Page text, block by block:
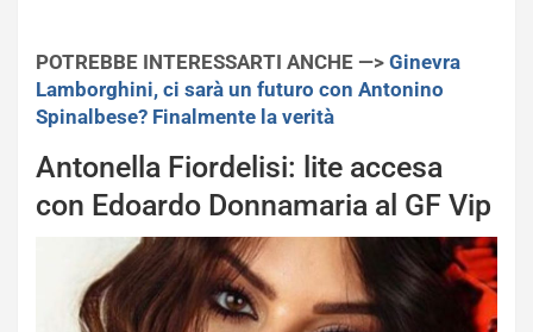
POTREBBE INTERESSARTI ANCHE —> Ginevra
Lamborghini, ci sarà un futuro con Antonino
Spinalbese? Finalmente la verità
Antonella Fiordelisi: lite accesa
con Edoardo Donnamaria al GF Vip